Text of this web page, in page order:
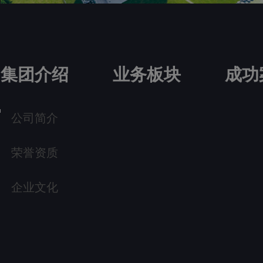
集团介绍
公司简介
荣誉资质
企业文化
业务板块 成